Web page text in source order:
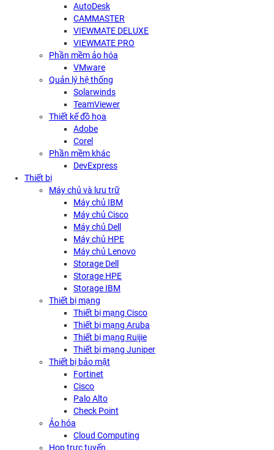
AutoDesk
CAMMASTER
VIEWMATE DELUXE
VIEWMATE PRO
Phần mềm ảo hóa
VMware
Quản lý hệ thống
Solarwinds
TeamViewer
Thiết kế đồ họa
Adobe
Corel
Phần mềm khác
DevExpress
Thiết bị
Máy chủ và lưu trữ
Máy chủ IBM
Máy chủ Cisco
Máy chủ Dell
Máy chủ HPE
Máy chủ Lenovo
Storage Dell
Storage HPE
Storage IBM
Thiết bị mạng
Thiết bị mạng Cisco
Thiết bị mạng Aruba
Thiết bị mạng Ruijie
Thiết bị mạng Juniper
Thiết bị bảo mật
Fortinet
Cisco
Palo Alto
Check Point
Ảo hóa
Cloud Computing
Họp trực tuyến